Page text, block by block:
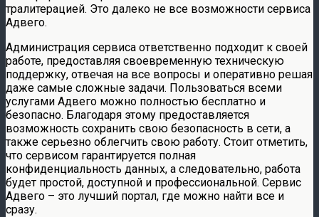
тралитерацией. Это далеко не все возможности сервиса
Адвего.
Администрация сервиса ответственно подходит к своей
работе, предоставляя своевременную техническую
поддержку, отвечая на все вопросы и оперативно решая
даже самые сложные задачи. Пользоваться всеми
услугами Адвего можно полностью бесплатно и
безопасно. Благодаря этому предоставляется
возможность сохранить свою безопасность в сети, а
также серьезно облегчить свою работу. Стоит отметить,
что сервисом гарантируется полная
конфиденциальность данных, а следовательно, работа
будет простой, доступной и профессиональной. Сервис
Адвего – это лучший портал, где можно найти все и
сразу.